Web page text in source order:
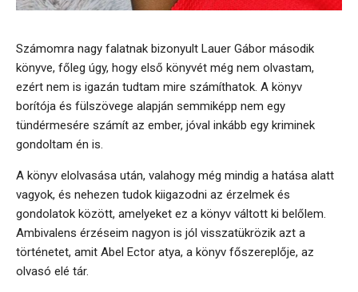
Számomra nagy falatnak bizonyult Lauer Gábor második
könyve, főleg úgy, hogy első könyvét még nem olvastam,
ezért nem is igazán tudtam mire számíthatok. A könyv
borítója és fülszövege alapján semmiképp nem egy
tündérmesére számít az ember, jóval inkább egy kriminek
gondoltam én is.
A könyv elolvasása után, valahogy még mindig a hatása alatt
vagyok, és nehezen tudok kiigazodni az érzelmek és
gondolatok között, amelyeket ez a könyv váltott ki belőlem.
Ambivalens érzéseim nagyon is jól visszatükrözik azt a
történetet, amit Abel Ector atya, a könyv főszereplője, az
olvasó elé tár.